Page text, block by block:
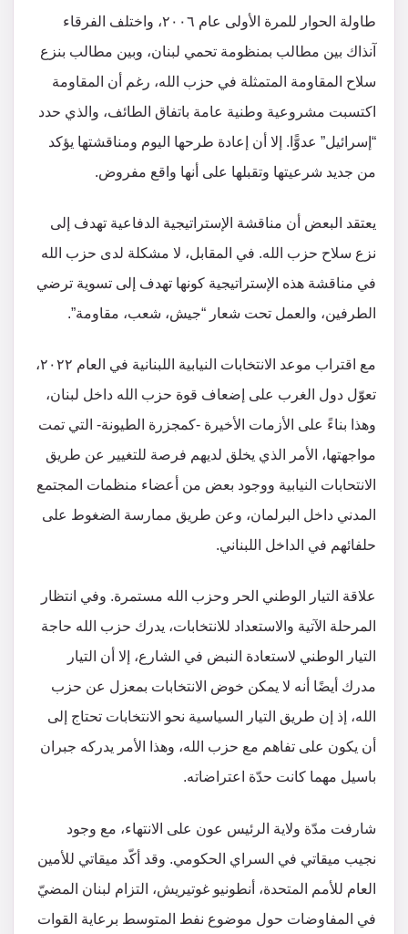
طاولة الحوار للمرة الأولى عام ٢٠٠٦، واختلف الفرقاء
آنذاك بين مطالب بمنظومة تحمي لبنان، وبين مطالب بنزع
سلاح المقاومة المتمثلة في حزب الله، رغم أن المقاومة
اكتسبت مشروعية وطنية عامة باتفاق الطائف، والذي حدد
“إسرائيل” عدوًّا. إلا أن إعادة طرحها اليوم ومناقشتها يؤكد
من جديد شرعيتها وتقبلها على أنها واقع مفروض.
‏‎يعتقد البعض أن مناقشة الإستراتيجية الدفاعية تهدف إلى
نزع سلاح حزب الله. في المقابل، لا مشكلة لدى حزب الله
في مناقشة هذه الإستراتيجية كونها تهدف إلى تسوية ترضي
الطرفين، والعمل تحت شعار “جيش، شعب، مقاومة”.
‏‎مع اقتراب موعد الانتخابات النيابية اللبنانية في العام ٢٠٢٢،
تعوّل دول الغرب على إضعاف قوة حزب الله داخل لبنان،
وهذا بناءً على الأزمات الأخيرة -كمجزرة الطيونة- التي تمت
مواجهتها، الأمر الذي يخلق لديهم فرصة للتغيير عن طريق
الانتحابات النيابية ووجود بعض من أعضاء منظمات المجتمع
المدني داخل البرلمان، وعن طريق ممارسة الضغوط على
حلفائهم في الداخل اللبناني.
علاقة التيار الوطني الحر وحزب الله مستمرة. وفي انتظار
المرحلة الآتية والاستعداد للانتخابات، يدرك حزب الله حاجة
التيار الوطني لاستعادة النبض في الشارع، إلا أن التيار
مدرك أيضًا أنه لا يمكن خوض الانتخابات بمعزل عن حزب
الله، إذ إن طريق التيار السياسية نحو الانتخابات تحتاج إلى
أن يكون على تفاهم مع حزب الله، وهذا الأمر يدركه جبران
باسيل مهما كانت حدّة اعتراضاته.
‏‎شارفت مدّة ولاية الرئيس عون على الانتهاء، مع وجود
نجيب ميقاتي في السراي الحكومي. وقد أكّد ميقاتي للأمين
العام للأمم المتحدة، أنطونيو غوتيريش، التزام لبنان المضيّ
في المفاوضات حول موضوع نفط المتوسط برعاية القوات